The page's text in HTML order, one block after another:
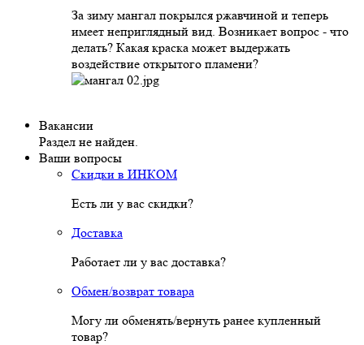
За зиму мангал покрылся ржавчиной и теперь
имеет неприглядный вид. Возникает вопрос - что
делать? Какая краска может выдержать
воздействие открытого пламени?
Вакансии
Раздел не найден.
Ваши вопросы
Скидки в ИНКОМ
Есть ли у вас скидки?
Доставка
Работает ли у вас доставка?
Обмен/возврат товара
Могу ли обменять/вернуть ранее купленный
товар?